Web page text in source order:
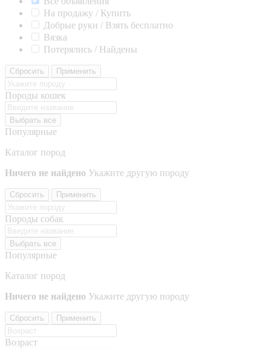
На продажу / Купить
Добрые руки / Взять бесплатно
Вязка
Потерялись / Найдены
Сбросить Применить
Породы кошек
Выбрать все
Популярные
Каталог пород
Ничего не найдено Укажите другую породу
Сбросить Применить
Породы собак
Выбрать все
Популярные
Каталог пород
Ничего не найдено Укажите другую породу
Сбросить Применить
Возраст